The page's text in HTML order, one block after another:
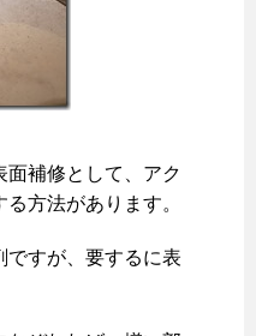
面補修として、アク
方法があります。
ですが、要するに表